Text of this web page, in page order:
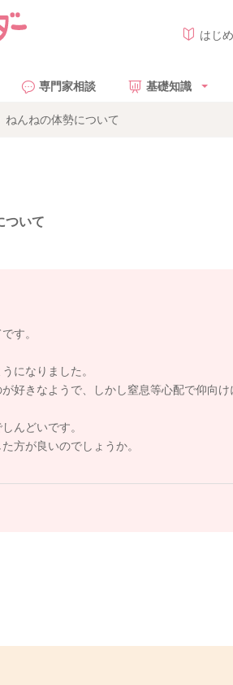
はじ
専門家相談 基礎知識
ねんねの体勢について
ついて
す。
になりました。
好きなようで、しかし窒息等心配で仰向
んどいです。
方が良いのでしょうか。